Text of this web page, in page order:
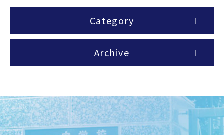
Category
Archive